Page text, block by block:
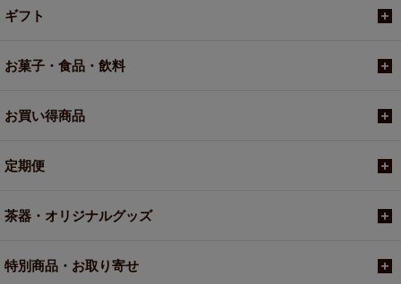
ギフト
お菓子・食品・飲料
お買い得商品
定期便
茶器・オリジナルグッズ
特別商品・お取り寄せ